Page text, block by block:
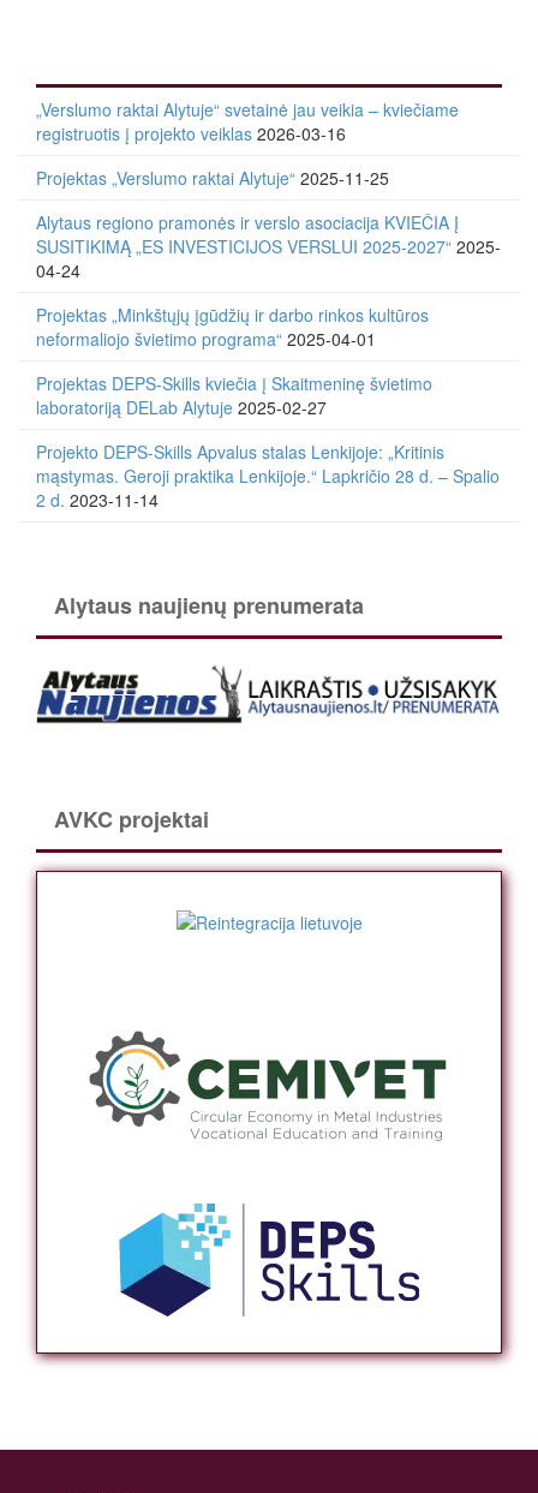
„Verslumo raktai Alytuje“ svetainė jau veikia – kviečiame
registruotis į projekto veiklas 2026-03-16
Projektas „Verslumo raktai Alytuje“ 2025-11-25
Alytaus regiono pramonės ir verslo asociacija KVIEČIA Į
SUSITIKIMĄ „ES INVESTICIJOS VERSLUI 2025-2027“ 2025-
04-24
Projektas „Minkštųjų įgūdžių ir darbo rinkos kultūros
neformaliojo švietimo programa“ 2025-04-01
Projektas DEPS-Skills kviečia į Skaitmeninę švietimo
laboratoriją DELab Alytuje 2025-02-27
Projekto DEPS-Skills Apvalus stalas Lenkijoje: „Kritinis
mąstymas. Geroji praktika Lenkijoje.“ Lapkričio 28 d. – Spalio
2 d. 2023-11-14
Alytaus naujienų prenumerata
AVKC projektai